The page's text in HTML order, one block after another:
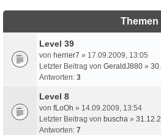
Themen
Level 39
von herrier7 » 17.09.2009, 13:05
Letzter Beitrag von GeraldJ880 »
Antworten: 3
Level 8
von fLoOh » 14.09.2009, 13:54
Letzter Beitrag von buscha »
Antworten: 7